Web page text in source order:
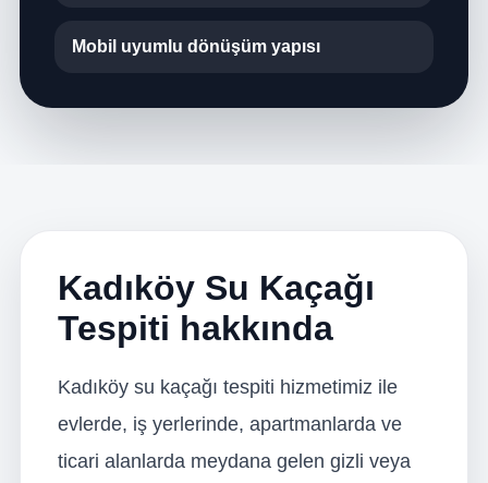
Mobil uyumlu dönüşüm yapısı
Kadıköy Su Kaçağı
Tespiti hakkında
Kadıköy su kaçağı tespiti hizmetimiz ile
evlerde, iş yerlerinde, apartmanlarda ve
ticari alanlarda meydana gelen gizli veya